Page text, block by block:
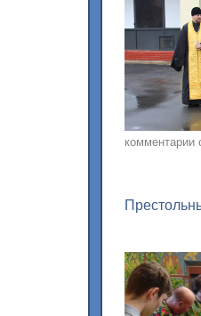
комментарии